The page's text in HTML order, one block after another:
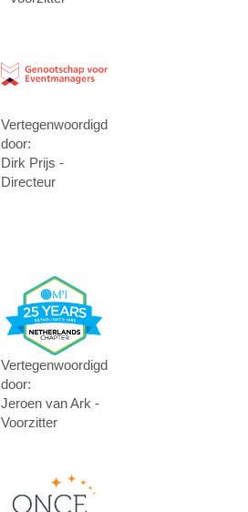
Vertegenwoordigd
door:
Dirk Prijs -
Directeur
Vertegenwoordigd
door:
Jeroen van Ark -
Voorzitter